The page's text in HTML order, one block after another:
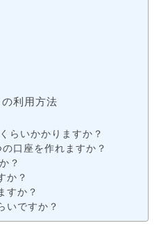
利用方法
らいかかりますか？
口座を作れますか？
？
か？
すか？
いですか？